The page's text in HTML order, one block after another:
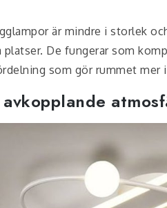
är mindre i storlek
platser. De fungerar som
som gör rummet